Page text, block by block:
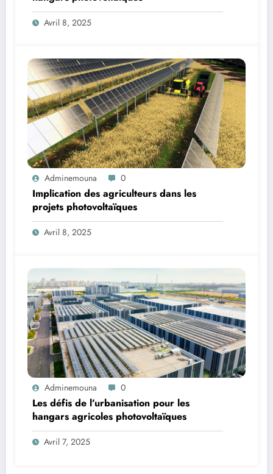
Avril 8, 2025
Adminemouna 0
Implication des agriculteurs dans les
projets photovoltaïques
Avril 8, 2025
Adminemouna 0
Les défis de l’urbanisation pour les
hangars agricoles photovoltaïques
Avril 7, 2025